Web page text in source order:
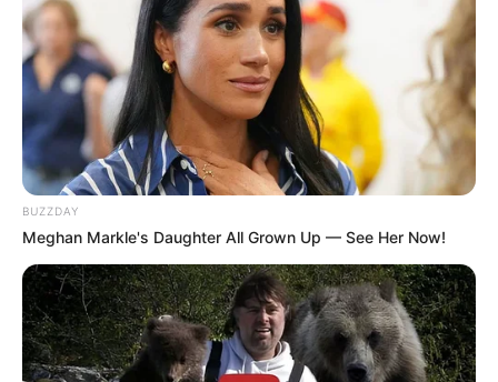
BUZZDAY
Meghan Markle's Daughter All Grown Up — See Her Now!